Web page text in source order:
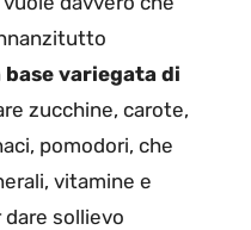
variegata di
zucchine, carote,
pomodori, che
vitamine e
sollievo